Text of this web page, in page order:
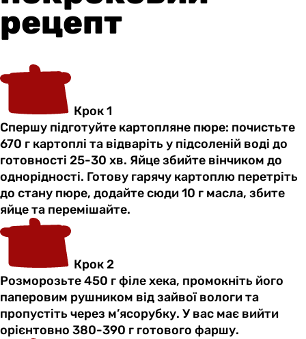
рецепт
Крок 1
Спершу підготуйте картопляне пюре: почистьте
670 г картоплі та відваріть у підсоленій воді до
готовності 25-30 хв. Яйце збийте вінчиком до
однорідності. Готову гарячу картоплю перетріть
до стану пюре, додайте сюди 10 г масла, збите
яйце та перемішайте.
Крок 2
Розморозьте 450 г філе хека, промокніть його
паперовим рушником від зайвої вологи та
пропустіть через м’ясорубку. У вас має вийти
орієнтовно 380-390 г готового фаршу.